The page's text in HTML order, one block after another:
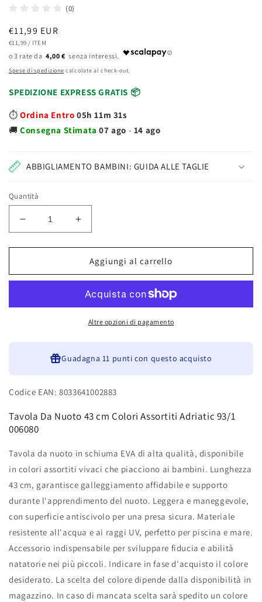
(0)
Prezzo
di
listino
€11,99 EUR
PREZZO
€11,99 / PER
ITEM
4,00 €
Spese di spedizione calcolate al check-out.
SPEDIZIONE EXPRESS GRATIS 📦
⏱️Ordina Entro 05h 11m 31s
🚚Consegna Stimata07 ago - 14 ago
ABBIGLIAMENTO BAMBINI: GUIDA ALLE TAGLIE
Quantità
Diminuisci
quantità
per
Da
cm
Aumenta
quantità
per
Tavola
Da
43
cm
Colori
93/1
Aggiungi al carrello
Altre opzioni di pagamento
Guadagna 11 punti con questo acquisto
Codice EAN: 8033641002883
Tavola Da Nuoto 43 cm Colori Assortiti Adriatic 93/1
006080
Tavola da nuoto in schiuma EVA di alta qualità, disponibile
in colori assortiti vivaci che piacciono ai bambini. Lunghezza
43 cm, garantisce galleggiamento affidabile e supporto
durante l'apprendimento del nuoto. Leggera e maneggevole,
con superficie antiscivolo per una presa sicura. Materiale
resistente all'acqua e ai raggi UV, perfetto per piscina e mare.
Accessorio indispensabile per sviluppare fiducia e abilità
natatorie nei più piccoli. Indicare in fase d'acquisto il colore
desiderato. La scelta del colore dipende dalla disponibilità in
magazzino. In caso di mancata scelta sarà spedito un colore